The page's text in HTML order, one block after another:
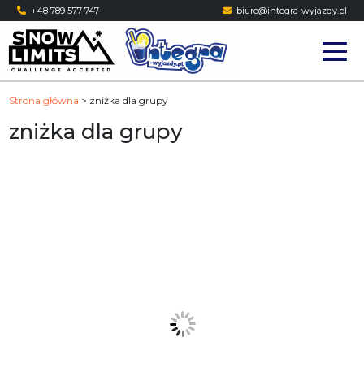
to
content
+48 789 577 747 biuro@integra-wyjazdy.pl
Strona główna > zniżka dla grupy
zniżka dla grupy